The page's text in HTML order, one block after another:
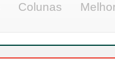
Colunas